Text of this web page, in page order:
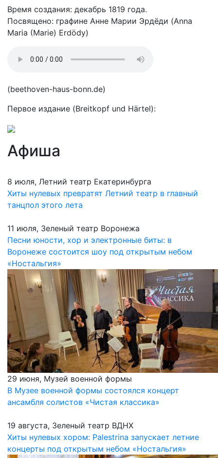
Время создания: декабрь 1819 года.
Посвящено: графине Анне Марии Эрдёди (Anna
Maria (Marie) Erdödy)
(beethoven-haus-bonn.de)
Первое издание (Breitkopf und Härtel):
Афиша
8 июля, Летний театр Екатеринбурга
Хиты нулевых превратят Летний театр в главный
танцпол этого лета
11 июля, Зеленый театр Воронежа
Песни юности, хор и электронные биты: в
Воронеже состоится шоу под открытым небом
«Ностальгия»
29 июня, Музей военной формы
В Музее военной формы состоялся концерт
ансамбля солистов «Чистая классика»
19 августа, Зеленый театр ВДНХ
Хиты нулевых хором: Palestrina запускает летние
концерты под открытым небом «Ностальгия»